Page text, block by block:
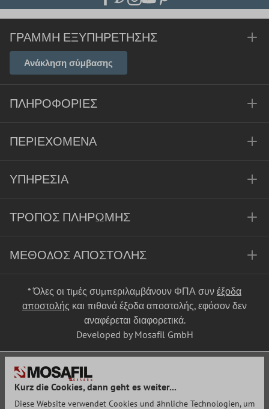
ΓΡΑΜΜΉ ΕΞΥΠΗΡΈΤΗΣΗΣ
Ανάκληση σύμβασης
ΠΛΗΡΟΦΟΡΊΕΣ
ΠΕΡΙΕΧΌΜΕΝΑ
ΥΠΗΡΕΣΊΑ
ΤΡΌΠΟΣ ΠΛΗΡΩΜΉΣ
ΜΈΘΟΔΟΣ ΑΠΟΣΤΟΛΉΣ
* Όλες οι τιμές συμπεριλαμβάνουν ΦΠΑ συν έξοδα
αποστολής και πιθανά έξοδα αποστολής, εφόσον δεν
αναφέρεται διαφορετικά.
Developed by Mosafil GmbH
Kurz die Cookies, dann geht es weiter...
Diese Website verwendet Cookies und ähnliche Technologien, um